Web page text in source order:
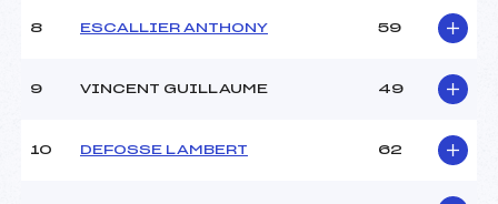
Ouvreurs D :
Météo :
COUVERT
MOLLE
8 ESCALLIER ANTHONY 59
9 VINCENT GUILLAUME 49
10 DEFOSSE LAMBERT 62